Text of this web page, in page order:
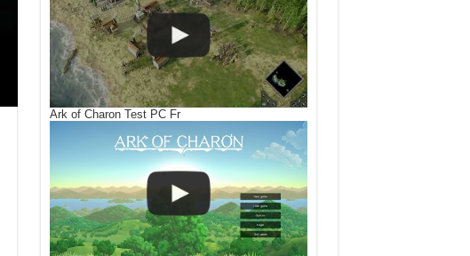
Ark of Charon Test PC Fr